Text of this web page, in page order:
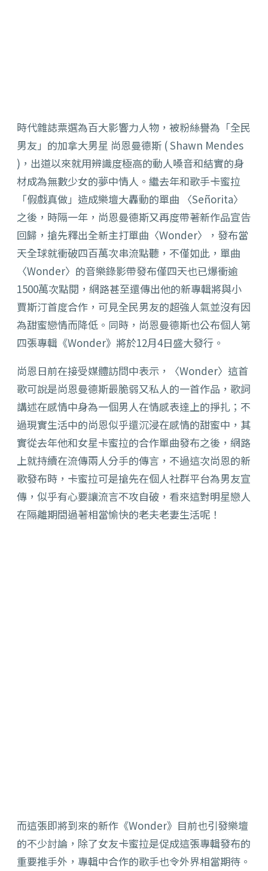
時代雜誌票選為百大影響力人物，被粉絲譽為「全民
男友」的加拿大男星 尚恩曼德斯 ( Shawn Mendes
)，出道以來就用辨識度極高的動人嗓音和結實的身
材成為無數少女的夢中情人。繼去年和歌手卡蜜拉
「假戲真做」造成樂壇大轟動的單曲 〈Señorita〉
之後，時隔一年，尚恩曼德斯又再度帶著新作品宣告
回歸，搶先釋出全新主打單曲〈Wonder〉，發布當
天全球就衝破四百萬次串流點聽，不僅如此，單曲
〈Wonder〉的音樂錄影帶發布僅四天也已爆衝逾
1500萬次點閱，網路甚至還傳出他的新專輯將與小
賈斯汀首度合作，可見全民男友的超強人氣並沒有因
為甜蜜戀情而降低。同時，尚恩曼德斯也公布個人第
四張專輯《Wonder》將於12月4日盛大發行。
尚恩日前在接受媒體訪問中表示，〈Wonder〉這首
歌可說是尚恩曼德斯最脆弱又私人的一首作品，歌詞
講述在感情中身為一個男人在情感表達上的掙扎；不
過現實生活中的尚恩似乎還沉浸在感情的甜蜜中，其
實從去年他和女星卡蜜拉的合作單曲發布之後，網路
上就持續在流傳兩人分手的傳言，不過這次尚恩的新
歌發布時，卡蜜拉可是搶先在個人社群平台為男友宣
傳，似乎有心要讓流言不攻自破，看來這對明星戀人
在隔離期間過著相當愉快的老夫老妻生活呢！
而這張即將到來的新作《Wonder》目前也引發樂壇
的不少討論，除了女友卡蜜拉是促成這張專輯發布的
重要推手外，專輯中合作的歌手也令外界相當期待。